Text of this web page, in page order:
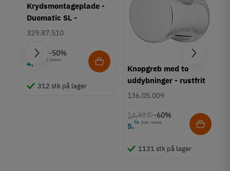
Påskruning
Værktøjsløs
Borehul
Ø35 mm
Åbningsvinkel
Anvendelse
Krydsmontageplade -
Duomatic SL -
Euroskruer
329.87.510
9,25 kr-50%
4, Inkl. moms
312 stk på lager
Knopgreb med to
uddybninger - rustfrit
stål
136.05.009
14,40 kr-60%
5,76 Inkl. moms
1131 stk på lager